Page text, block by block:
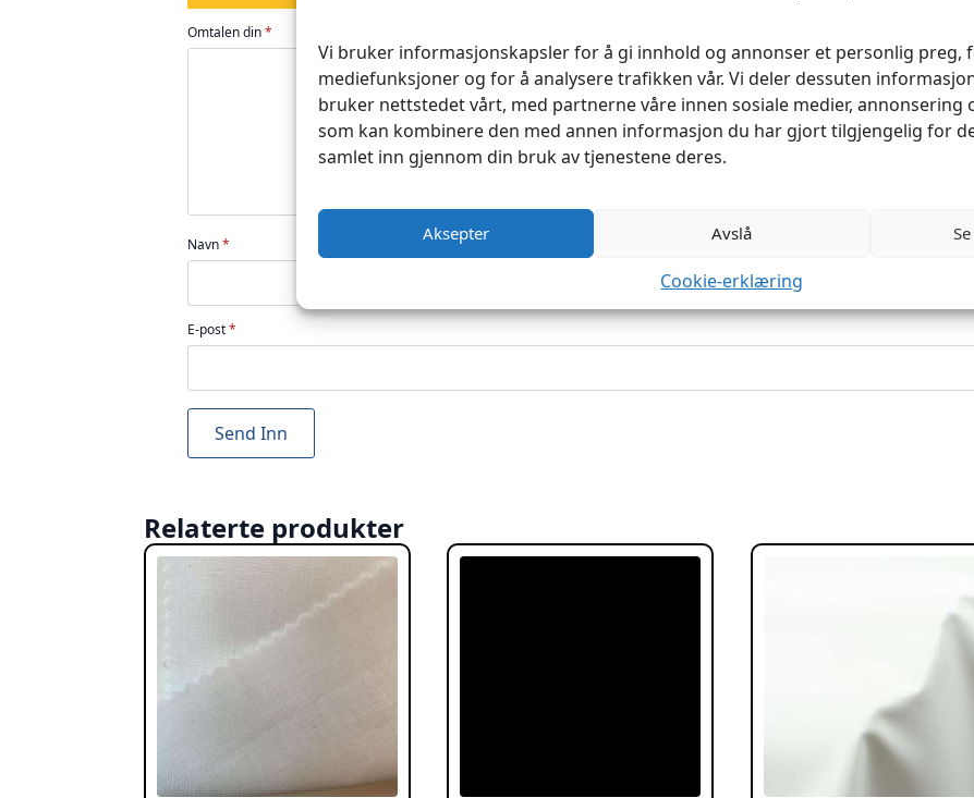
Vi bruker informasjonskapsler for å gi innhold og annonser et personlig preg,
mediefunksjoner og for å analysere trafikken vår. Vi deler dessuten
bruker nettstedet vårt, med partnerne våre innen sosiale medier, annonsering
som kan kombinere den med annen informasjon du har gjort tilgjengelig for
samlet inn gjennom din bruk av tjenestene deres.
Aksepter Avslå
Cookie-erklæring
av
5
av
5
av
5
av
5
stjerner
5
stjerner
Omtalen din*
Navn*
E-post*
Relaterte produkter